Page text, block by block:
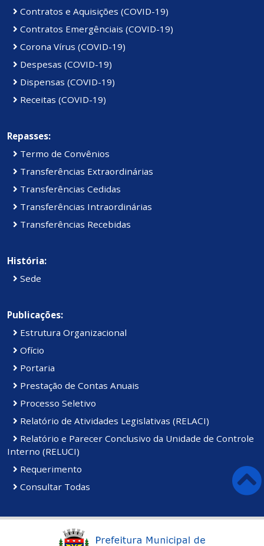
Contratos e Aquisições (COVID-19)
Contratos Emergênciais (COVID-19)
Corona Vírus (COVID-19)
Despesas (COVID-19)
Dispensas (COVID-19)
Receitas (COVID-19)
Repasses:
Termo de Convênios
Transferências Extraordinárias
Transferências Cedidas
Transferências Intraordinárias
Transferências Recebidas
História:
Sede
Publicações:
Estrutura Organizacional
Ofício
Portaria
Prestação de Contas Anuais
Processo Seletivo
Relatório de Atividades Legislativas (RELACI)
Relatório e Parecer Conclusivo da Unidade de Controle
Interno (RELUCI)
Requerimento
Consultar Todas